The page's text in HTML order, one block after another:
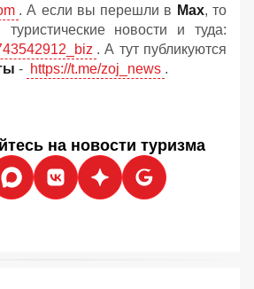
. А если вы перешли в Мах, то
новости и туда:
. А тут публикуются
- https://t.me/zoj_news .
на новости туризма